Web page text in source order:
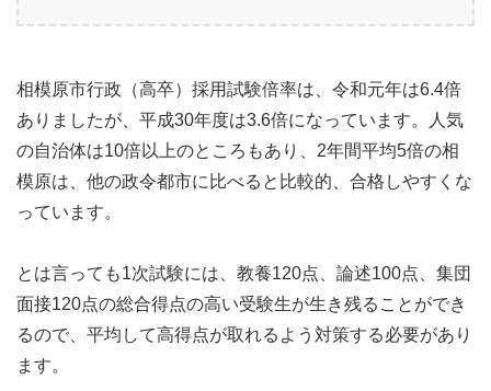
相模原市行政（高卒）採用試験倍率は、令和元年は6.4倍
ありましたが、平成30年度は3.6倍になっています。人気
の自治体は10倍以上のところもあり、2年間平均5倍の相
模原は、他の政令都市に比べると比較的、合格しやすくな
っています。
とは言っても1次試験には、教養120点、論述100点、集団
面接120点の総合得点の高い受験生が生き残ることができ
るので、平均して高得点が取れるよう対策する必要があり
ます。